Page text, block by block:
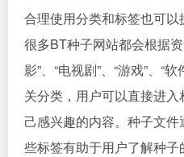
合理使用分类和标签也可以
很多BT种子网站都会根据
影”、“电视剧”、“游戏”、“
关分类，用户可以直接进
己感兴趣的内容。种子文
些标签有助于用户了解种子